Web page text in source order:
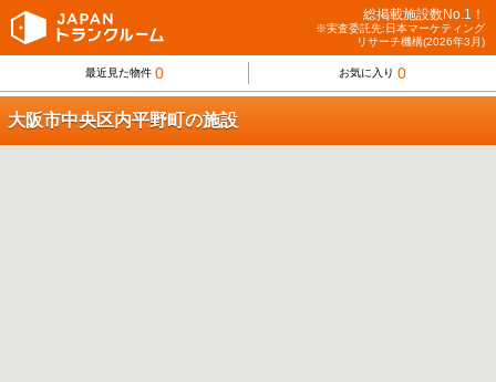
総掲載施設数No.1！
※実査委託先:日本マーケティング
リサーチ機構(2026年3月)
最近見た物件 0 お気に入り 0
大阪市中央区内平野町の施設